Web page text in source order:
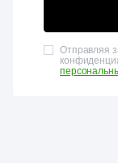
Отправляя